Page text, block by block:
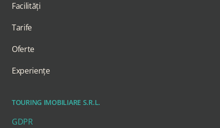
Facilități
Tarife
Oferte
Experiențe
TOURING IMOBILIARE S.R.L.
GDPR